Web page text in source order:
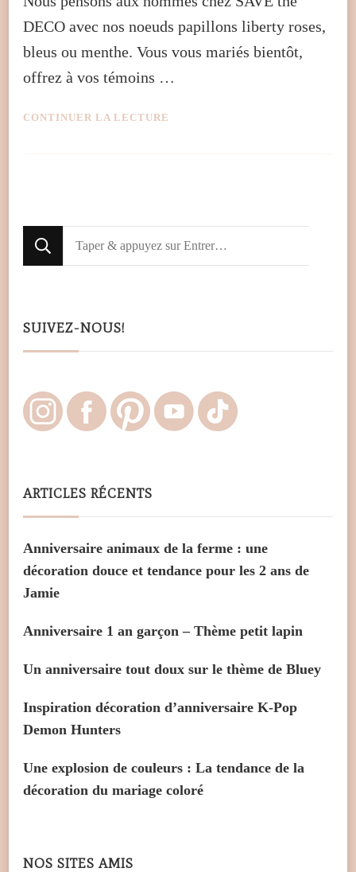
DECO avec nos noeuds papillons liberty roses,
bleus ou menthe. Vous vous mariés bientôt,
offrez à vos témoins …
CONTINUER LA LECTURE
Looking
for
SUIVEZ-NOUS!
ARTICLES RÉCENTS
Anniversaire animaux de la ferme : une
décoration douce et tendance pour les 2 ans de
Jamie
Anniversaire 1 an garçon – Thème petit lapin
Un anniversaire tout doux sur le thème de Bluey
Inspiration décoration d’anniversaire K-Pop
Demon Hunters
Une explosion de couleurs : La tendance de la
décoration du mariage coloré
NOS SITES AMIS